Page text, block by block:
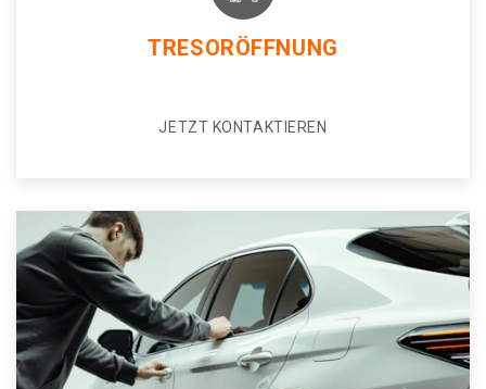
TRESORÖFFNUNG
JETZT KONTAKTIEREN